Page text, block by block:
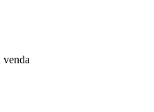
venda